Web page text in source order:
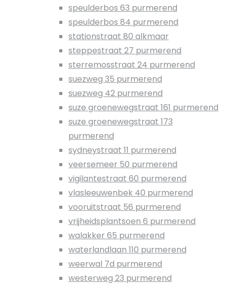
speulderbos 63 purmerend
speulderbos 84 purmerend
stationstraat 80 alkmaar
steppestraat 27 purmerend
sterremosstraat 24 purmerend
suezweg 35 purmerend
suezweg 42 purmerend
suze groenewegstraat 161 purmerend
suze groenewegstraat 173
purmerend
sydneystraat 11 purmerend
veersemeer 50 purmerend
vigilantestraat 60 purmerend
vlasleeuwenbek 40 purmerend
vooruitstraat 56 purmerend
vrijheidsplantsoen 6 purmerend
walakker 65 purmerend
waterlandlaan 110 purmerend
weerwal 7d purmerend
westerweg 23 purmerend